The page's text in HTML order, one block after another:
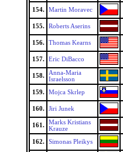
154. Martin Moravec
155. Roberts Aserins
156. Thomas Kearns
157. Eric DiBacco
158.
Anna-Maria
Israelsson
159. Mojca Skrlep
160. Jiri Junek
161.
Marks Kristians
Krauze
162. Simonas Pleikys